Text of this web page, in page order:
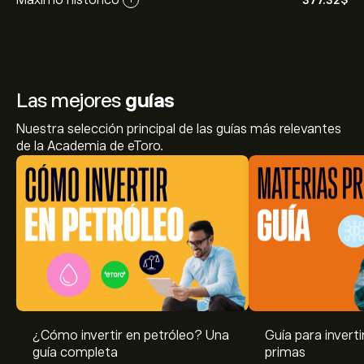
Las mejores guías
Nuestra selección principal de las guías más relevantes
de la Academia de eToro.
¿Cómo invertir en petróleo? Una
guía completa
Guía para
primas
El precio actual de Gasoline.FUT es de 295.43‎$‎